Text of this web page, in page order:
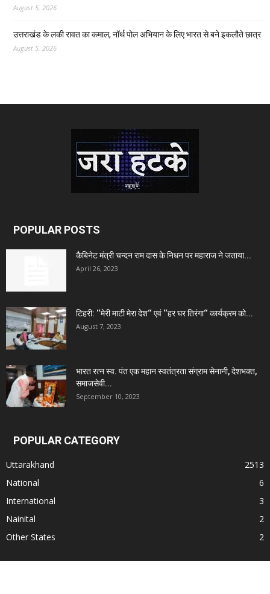
August 5, 2026
उत्तराखंड के लकी रावत का कमाल, नॉर्थ पोल अभियान के लिए भारत से बने इकलौते छात्र
August 5, 2026
POPULAR POSTS
कैबिनेट मंत्री चन्दन राम दास के निधन पर महाराज ने जताया...
April 26, 2023
टिहरी: ‘‘मेरी माटी मेरा देश‘‘ एवं ‘‘हर घर तिरंगा‘‘ कार्यक्रम को...
August 7, 2023
भारत रत्न स्व. पंत एक महान स्वतंत्रता संग्राम सेनानी, देशभक्त,
समाजसेवी...
September 10, 2023
POPULAR CATEGORY
Uttarakhand
2513
National
6
International
3
Nainital
2
Other States
2